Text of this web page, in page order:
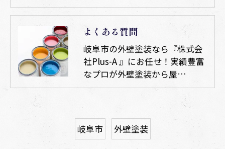
よくある質問
岐阜市の外壁塗装なら『株式会
社Plus-A 』にお任せ！実績豊富
なプロが外壁塗装から屋…
岐阜市 外壁塗装